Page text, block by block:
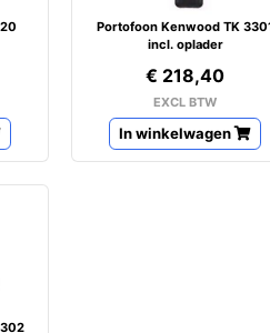
Portofoon Kenwood TK
incl. oplader
€ 218,40
EXCL BTW
In winkelwagen